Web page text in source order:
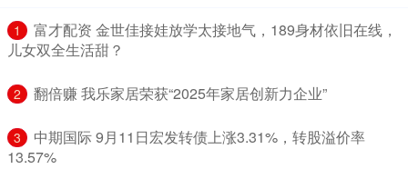
1
​富才配资 金世佳接娃放学太接地气，189身材依旧在线，
儿女双全生活甜？
2 ​翻倍赚 我乐家居荣获“2025年家居创新力企业”
3
​中期国际 9月11日宏发转债上涨3.31%，转股溢价率
13.57%